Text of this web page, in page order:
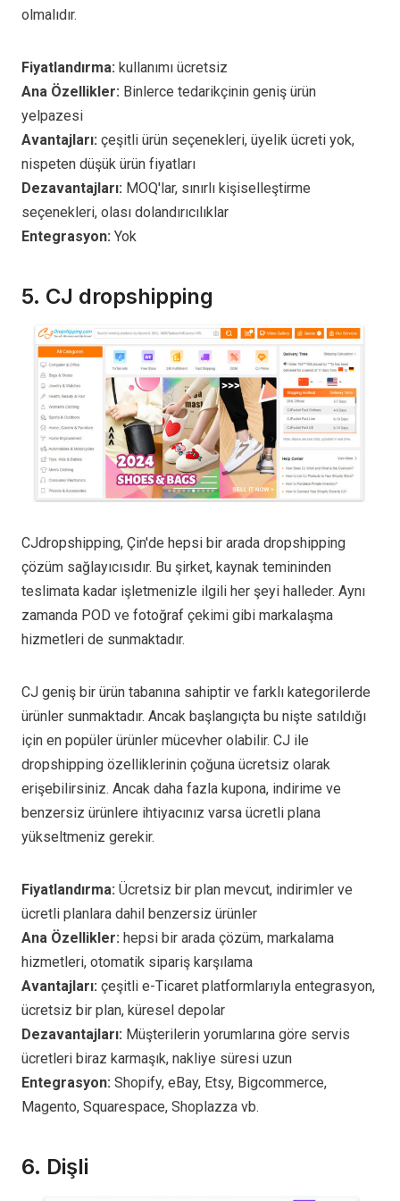
olmalıdır.
Fiyatlandırma: kullanımı ücretsiz
Ana Özellikler: Binlerce tedarikçinin geniş ürün
yelpazesi
Avantajları: çeşitli ürün seçenekleri, üyelik ücreti yok,
nispeten düşük ürün fiyatları
Dezavantajları: MOQ'lar, sınırlı kişiselleştirme
seçenekleri, olası dolandırıcılıklar
Entegrasyon: Yok
5. CJ dropshipping
CJdropshipping, Çin'de hepsi bir arada dropshipping
çözüm sağlayıcısıdır. Bu şirket, kaynak temininden
teslimata kadar işletmenizle ilgili her şeyi halleder. Aynı
zamanda POD ve fotoğraf çekimi gibi markalaşma
hizmetleri de sunmaktadır.
CJ geniş bir ürün tabanına sahiptir ve farklı kategorilerde
ürünler sunmaktadır. Ancak başlangıçta bu nişte satıldığı
için en popüler ürünler mücevher olabilir. CJ ile
dropshipping özelliklerinin çoğuna ücretsiz olarak
erişebilirsiniz. Ancak daha fazla kupona, indirime ve
benzersiz ürünlere ihtiyacınız varsa ücretli plana
yükseltmeniz gerekir.
Fiyatlandırma: Ücretsiz bir plan mevcut, indirimler ve
ücretli planlara dahil benzersiz ürünler
Ana Özellikler: hepsi bir arada çözüm, markalama
hizmetleri, otomatik sipariş karşılama
Avantajları: çeşitli e-Ticaret platformlarıyla entegrasyon,
ücretsiz bir plan, küresel depolar
Dezavantajları: Müşterilerin yorumlarına göre servis
ücretleri biraz karmaşık, nakliye süresi uzun
Entegrasyon: Shopify, eBay, Etsy, Bigcommerce,
Magento, Squarespace, Shoplazza vb.
6. Dişli